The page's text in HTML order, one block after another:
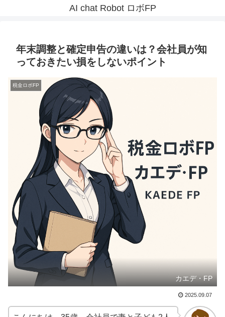
AI chat Robot ロボFP
年末調整と確定申告の違いは？会社員が知
っておきたい損をしないポイント
税金ロボFP
カエデ・FP
2025.09.07